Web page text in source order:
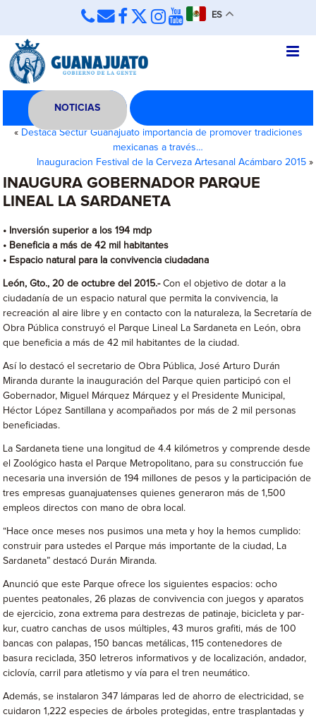
ES
NOTICIAS
« Destaca Sectur Guanajuato importancia de promover tradiciones
mexicanas a través…
Inauguracion Festival de la Cerveza Artesanal Acámbaro 2015»
INAUGURA GOBERNADOR PARQUE
LINEAL LA SARDANETA
• Inversión superior a los 194 mdp
• Beneficia a más de 42 mil habitantes
• Espacio natural para la convivencia ciudadana
León, Gto., 20 de octubre del 2015.-Con el objetivo de dotar a la
ciudadanía de un espacio natural que permita la convivencia, la
recreación al aire libre y en contacto con la naturaleza, la Secretaría de
Obra Pública construyó el Parque Lineal La Sardaneta en León, obra
que beneficia a más de 42 mil habitantes de la ciudad.
Así lo destacó el secretario de Obra Pública, José Arturo Durán
Miranda durante la inauguración del Parque quien participó con el
Gobernador, Miguel Márquez Márquez y el Presidente Municipal,
Héctor López Santillana y acompañados por más de 2 mil personas
beneficiadas.
La Sardaneta tiene una longitud de 4.4 kilómetros y comprende desde
el Zoológico hasta el Parque Metropolitano, para su construcción fue
necesaria una inversión de 194 millones de pesos y la participación de
tres empresas guanajuatenses quienes generaron más de 1,500
empleos directos con mano de obra local.
“Hace once meses nos pusimos una meta y hoy la hemos cumplido:
construir para ustedes el Parque más importante de la ciudad, La
Sardaneta” destacó Durán Miranda.
Anunció que este Parque ofrece los siguientes espacios: ocho
puentes peatonales, 26 plazas de convivencia con juegos y aparatos
de ejercicio, zona extrema para destrezas de patinaje, bicicleta y par-
kur, cuatro canchas de usos múltiples, 43 muros grafiti, más de 100
bancas con palapas, 150 bancas metálicas, 115 contenedores de
basura reciclada, 350 letreros informativos y de localización, andador,
ciclovía, carril para atletismo y vía para el tren neumático.
Además, se instalaron 347 lámparas led de ahorro de electricidad, se
cuidaron 1,222 especies de árboles protegidas, entre trasplantadas y